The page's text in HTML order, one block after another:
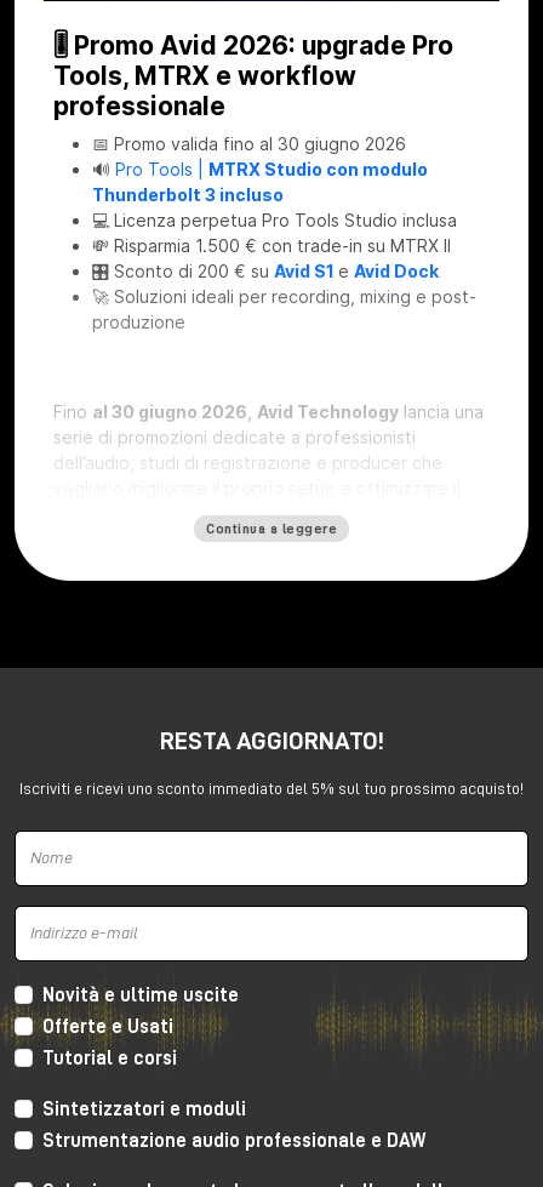
🎚 Promo Avid 2026: upgrade Pro
Tools, MTRX e workflow
professionale
📅 Promo valida fino al 30 giugno 2026
🔊 Pro Tools | MTRX Studio con modulo
Thunderbolt 3 incluso
💻 Licenza perpetua Pro Tools Studio inclusa
💸 Risparmia 1.500 € con trade-in su MTRX II
🎛 Sconto di 200 € su Avid S1 e Avid Dock
🚀 Soluzioni ideali per recording, mixing e post-
produzione
Fino al 30 giugno 2026 Avid Technology lancia una
serie di promozioni dedicate a professionisti
dell’audio, studi di registrazione e producer che
concreta per aggiornare la propriacatena del
🔊 Pro Tools MTRX Studio: sistema
completo per studio professionale
Acquistando
sistema completo per la produzione audio di alto
⚡ Bundle incluso con Thunderbolt e Pro
Tools Studio
La promozione include:
Continua a leggere
RESTA AGGIORNATO!
Iscriviti e ricevi uno sconto immediato del 5% sul tuo prossimo acquisto!
Novità e ultime uscite
Offerte e Usati
Tutorial e corsi
Sintetizzatori e moduli
Strumentazione audio professionale e DAW